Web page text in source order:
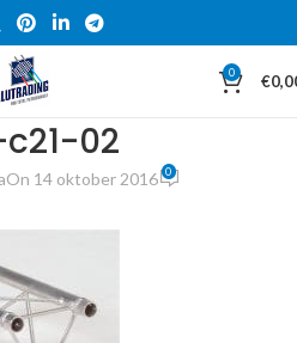
0 €
02
On 14 oktober 2016 0